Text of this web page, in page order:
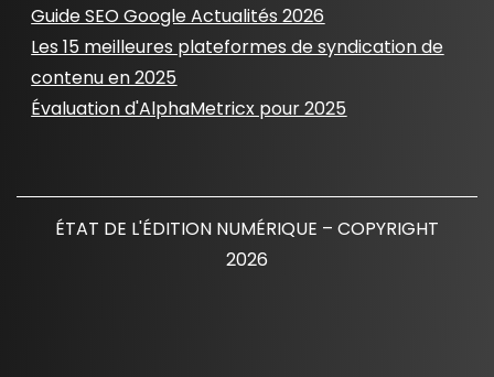
Guide SEO Google Actualités 2026
Les 15 meilleures plateformes de syndication de
contenu en 2025
Évaluation d'AlphaMetricx pour 2025
ÉTAT DE L'ÉDITION NUMÉRIQUE – COPYRIGHT
2026